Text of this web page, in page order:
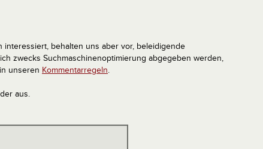
behalten uns aber vor, beleidigende
zwecks Suchmaschinenoptimierung abgegeben werden,
unseren Kommentarregeln.
aus.